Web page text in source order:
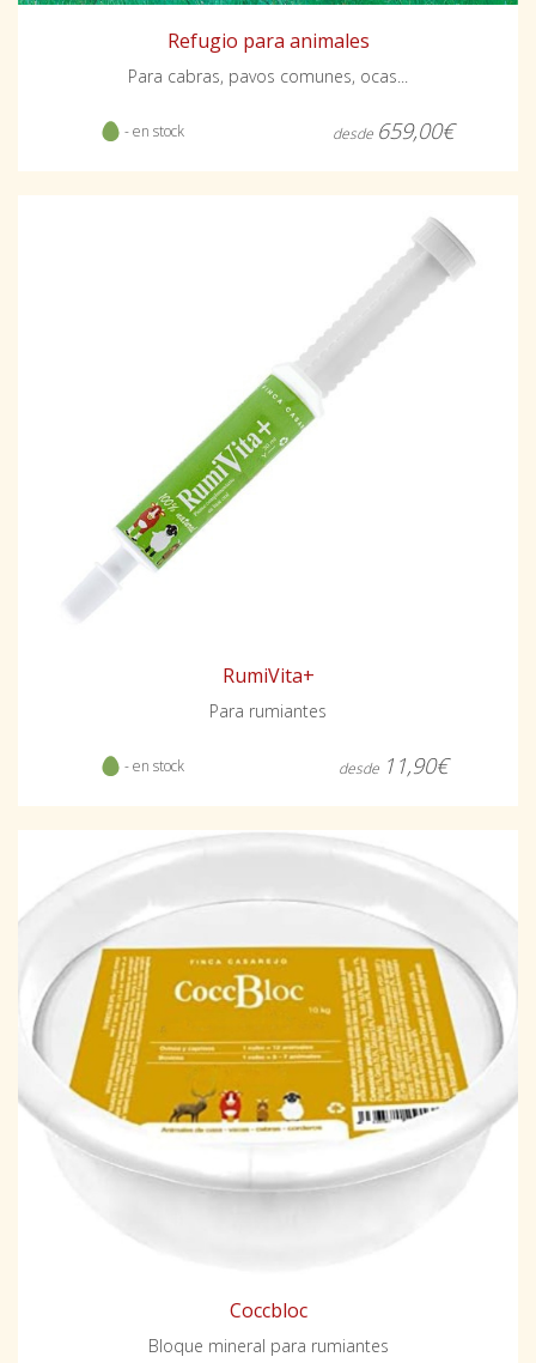
Refugio para animales
Para cabras, pavos comunes, ocas...
- en stock desde 659,00€
RumiVita+
Para rumiantes
- en stock desde 11,90€
Coccbloc
Bloque mineral para rumiantes